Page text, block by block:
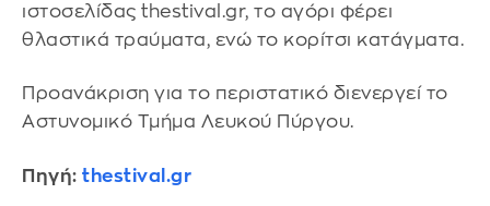
ιστοσελίδας thestival.gr, το αγόρι φέρει
θλαστικά τραύματα, ενώ το κορίτσι κατάγματα.
Προανάκριση για το περιστατικό διενεργεί το
Αστυνομικό Τμήμα Λευκού Πύργου.
Πηγή: thestival.gr